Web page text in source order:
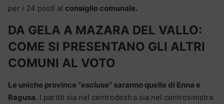
per i 24 posti al consiglio comunale.
DA GELA A MAZARA DEL VALLO:
COME SI PRESENTANO GLI ALTRI
COMUNI AL VOTO
Le uniche province “escluse” saranno quelle di Enna e
Ragusa. I partiti sia nel centrodestra sia nel centrosinistra